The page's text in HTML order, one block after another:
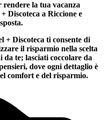
la tua vacanza
Discoteca a Riccione e
+ Discoteca ti consente di
il risparmio nella scelta
da te; lasciati coccolare da
dove ogni dettaglio è
comfort e del risparmio.